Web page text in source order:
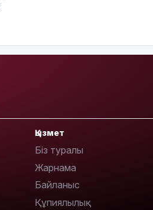
18:50
Қызмет
Біз туралы
Жарнама
Байланыс
Құпиялылық